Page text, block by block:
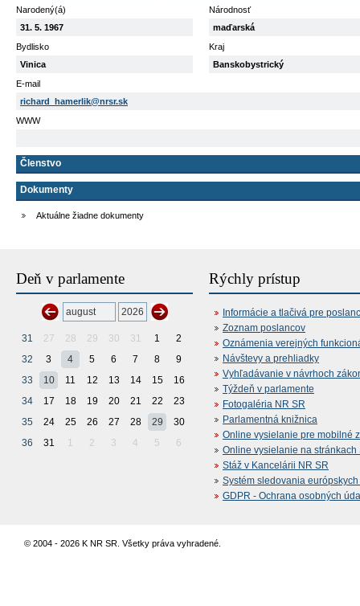
Narodený(á)
31. 5. 1967
Národnosť
maďarská
Bydlisko
Vinica
Kraj
Banskobystrický
E-mail
richard_hamerlik@nrsr.sk
WWW
Členstvo
Dokumenty
Aktuálne žiadne dokumenty
Deň v parlamente
31 27 28 29 30 31 1
2
32
3 4 5 6 7 8
9
33
10 11 12 13 14 15
16
34
17 18 19 20 21 22
23
35
24 25 26 27 28 29
30
36
31 1 2 3 4 5 6
Rýchly prístup
Informácie a tlačivá pre
Zoznam poslancov
Oznámenia verejných
Návštevy a prehliadky
Vyhľadávanie v návrhoch
Týždeň v parlamente
Fotogaléria NR SR
Parlamentná knižnica
Online vysielanie pre mobilné
Online vysielanie na stránkach
Stáž v Kancelárii NR SR
Systém sledovania
GDPR - Ochrana osobných
© 2004 - 2026 K NR SR. Všetky práva vyhradené.